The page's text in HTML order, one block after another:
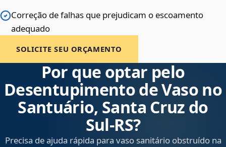
Correção de falhas que prejudicam o escoamento
adequado
SOLICITE SEU ORÇAMENTO
Por que optar pelo
Desentupimento de Vaso no
Santuário, Santa Cruz do
Sul‑RS?
Precisa de ajuda rápida para vaso sanitário obstruído na